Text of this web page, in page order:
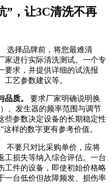
”，让3C清洗不再
选择品牌前，将您最难清
家进行实际清洗测试。一个专
要求，并提供详细的试洗报
艺参数建议等。
质。
要求厂家明确说明换
、发生器的频率范围与调节
些参数决定设备的长期稳定性
样的数字更有参考价值。
不要只对比采购单价，应将
工损失等纳入综合评估。一台
工件的设备，即使初始价格略
一台低价但故障频发、损伤率